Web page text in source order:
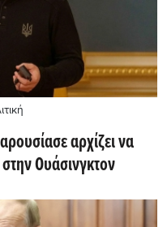
αρχίζει να
Ουάσινγκτον